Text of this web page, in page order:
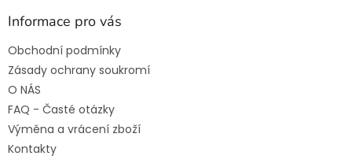
Informace pro vás
Obchodní podmínky
Zásady ochrany soukromí
O NÁS
FAQ - Časté otázky
Výměna a vrácení zboží
Kontakty